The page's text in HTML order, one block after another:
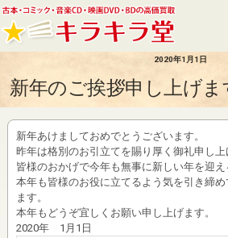
2020年1月1日
新年のご挨拶申し上げま
新年あけましておめでとうございます。
昨年は格別のお引立てを賜り厚く御礼申し上
皆様のおかげで今年も無事に新しい年を迎え
本年も皆様のお役に立てるよう気を引き締
ます。
本年もどうぞ宜しくお願い申し上げます。
2020年 1月1日